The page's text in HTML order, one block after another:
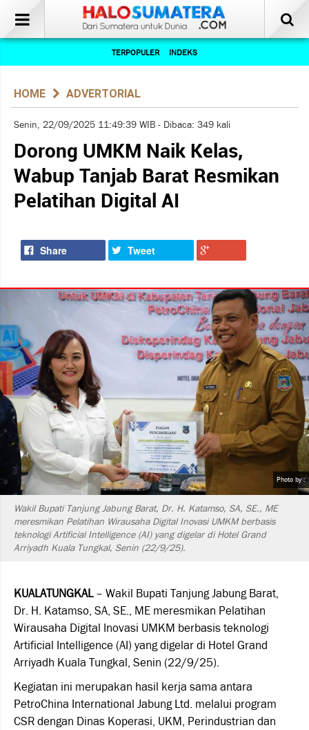
TERPOPULER INDEKS
HOME ADVERTORIAL
Senin, 22/09/2025 11:49:39 WIB - Dibaca: 349 kali
Dorong UMKM Naik Kelas,
Wabup Tanjab Barat Resmikan
Pelatihan Digital AI
Share Tweet
Photo by :
Wakil Bupati Tanjung Jabung Barat, Dr. H. Katamso, SA, SE., ME
meresmikan Pelatihan Wirausaha Digital Inovasi UMKM berbasis
teknologi Artificial Intelligence (AI) yang digelar di Hotel Grand
Arriyadh Kuala Tungkal, Senin (22/9/25).
KUALATUNGKAL– Wakil Bupati Tanjung Jabung Barat,
Dr. H. Katamso, SA, SE., ME meresmikan Pelatihan
Wirausaha Digital Inovasi UMKM berbasis teknologi
Artificial Intelligence (AI) yang digelar di Hotel Grand
Arriyadh Kuala Tungkal, Senin (22/9/25).
Kegiatan ini merupakan hasil kerja sama antara
PetroChina International Jabung Ltd. melalui program
CSR dengan Dinas Koperasi, UKM, Perindustrian dan